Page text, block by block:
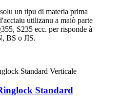
un tipu di materia prima
utilizanu a maiò parte
S235 ecc. per risponde à
BS o JIS.
Standard